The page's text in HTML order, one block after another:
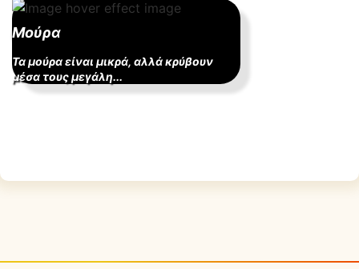
Μούρα
Τα μούρα είναι μικρά, αλλά κρύβουν
μέσα τους μεγάλη...